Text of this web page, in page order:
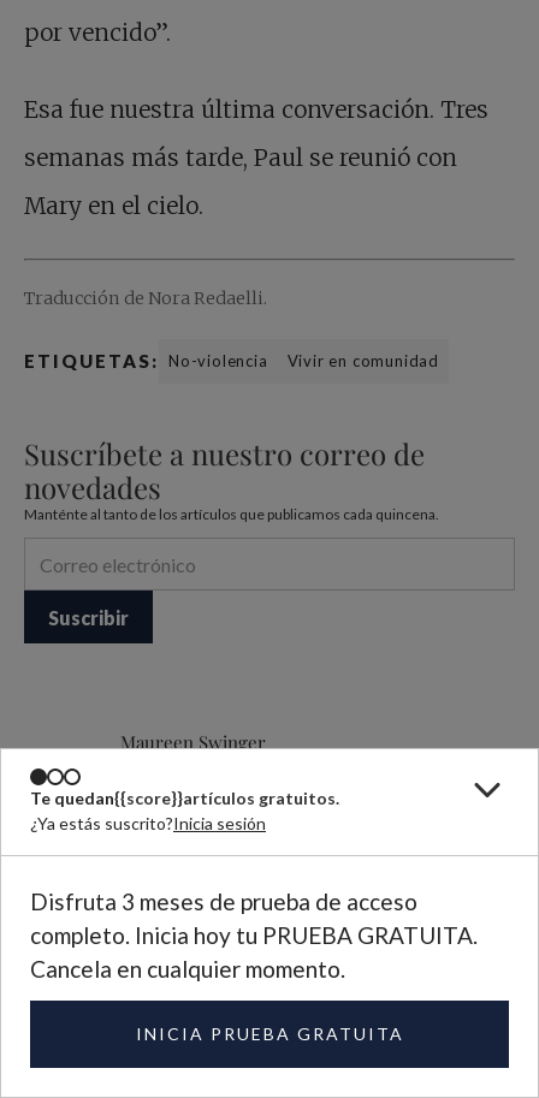
Te quedan{{score}}artículos gratuitos.
¿Ya estás suscrito?Inicia sesión
Disfruta 3 meses de prueba de acceso
completo. Inicia hoy tu PRUEBA GRATUITA.
Cancela en cualquier momento.
INICIA PRUEBA GRATUITA
por vencido”.
Esa fue nuestra última conversación. Tres
semanas más tarde, Paul se reunió con
Mary en el cielo.
Traducción de Nora Redaelli.
ETIQUETAS: No-violencia Vivir en comunidad
Suscríbete a nuestro correo de
novedades
Manténte al tanto de los artículos que publicamos cada quincena.
Maureen Swinger
Bruderhof, en Walden, Nueva York, EE. UU., con su esposo
Jason y sus tres hijos.
Seguir leyendo
Es político construir